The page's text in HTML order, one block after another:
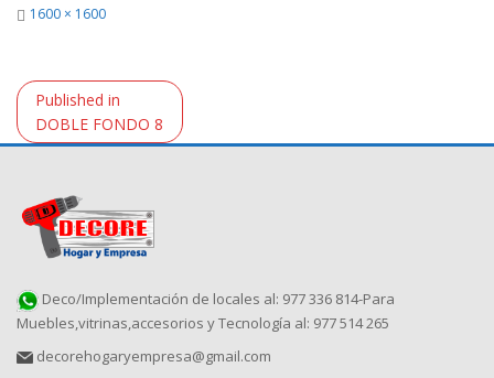
Full
1600 × 1600
Navegación
de
entradas
Published in
DOBLE FONDO 8
Deco/Implementación de locales al: 977 336 814-Para
Muebles,vitrinas,accesorios y Tecnología al: 977 514 265
decorehogaryempresa@gmail.com